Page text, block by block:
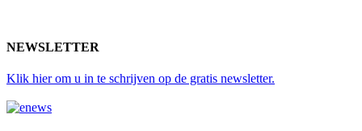
NEWSLETTER
Klik hierom u in te schrijven op de gratis newsletter.